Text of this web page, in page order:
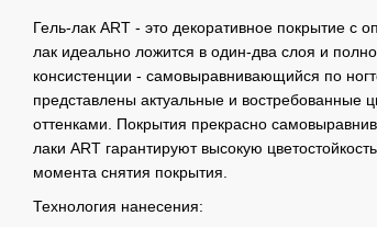
Гель-лак ART - это декоративное покрытие с
лак идеально ложится в один-два слоя и
консистенции - самовыравнивающийся по
представлены актуальные и востребованные
оттенками. Покрытия прекрасно
лаки ART гарантируют высокую
момента снятия покрытия.
Технология нанесения: